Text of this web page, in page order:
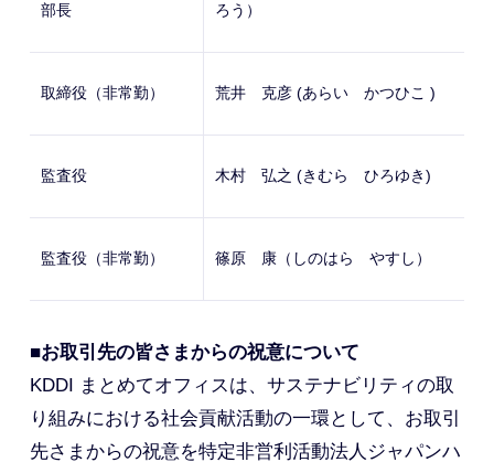
部長
ろう）
取締役（非常勤） 荒井 克彦 (あらい かつひこ )
監査役 木村 弘之 (きむら ひろゆき)
監査役（非常勤） 篠原 康（しのはら やすし）
■お取引先の皆さまからの祝意について
KDDI まとめてオフィスは、サステナビリティの取
り組みにおける社会貢献活動の一環として、お取引
先さまからの祝意を特定非営利活動法人ジャパンハ